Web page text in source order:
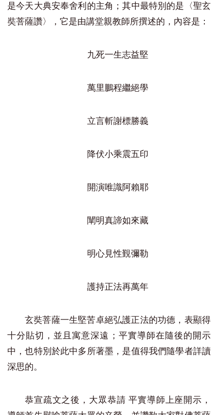
是今天大典安奉舍利的主角；其中最特別的是〈聖玄
奘菩薩讚〉，它是由講堂親教師所撰述的，內容是：
九死一生志益堅
萬里鵬程繼絕學
立言斬謝標勝義
降伏小乘震五印
開演唯識阿賴耶
闡明真諦如來藏
明心見性覲彌勒
護持正法再萬年
玄奘菩薩一生堅苦卓絕弘護正法的功德，表顯得
十分貼切，並且寓意深遠；平實導師在隨後的開示
中，也特別於此中多所著墨，是值得我們隨學者詳讀
深思的。
恭宣疏文之後，大眾恭請 平實導師上座開示，